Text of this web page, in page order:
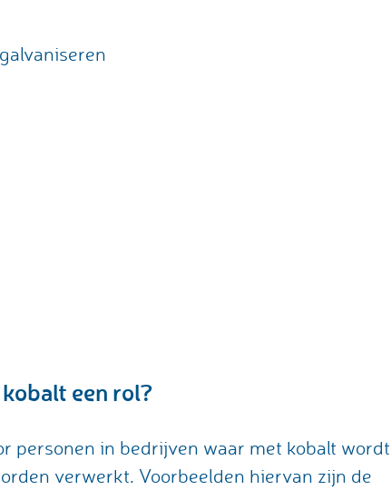
een rol?
personen in bedrijven waar met kobalt wordt
verwerkt. Voorbeelden hiervan zijn de